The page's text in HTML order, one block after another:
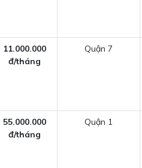
11.000.000
đ/tháng
Quận 7
55.000.000
đ/tháng
Quận 1